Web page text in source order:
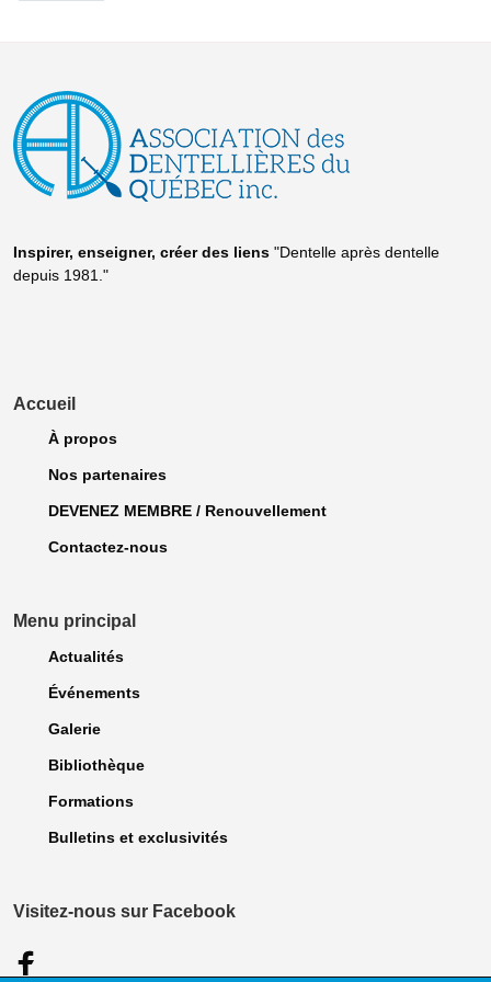
Inspirer, enseigner, créer des liens "Dentelle après dentelle
depuis 1981."
Accueil
À propos
Nos partenaires
DEVENEZ MEMBRE / Renouvellement
Contactez-nous
Menu principal
Actualités
Événements
Galerie
Bibliothèque
Formations
Bulletins et exclusivités
Visitez-nous sur Facebook